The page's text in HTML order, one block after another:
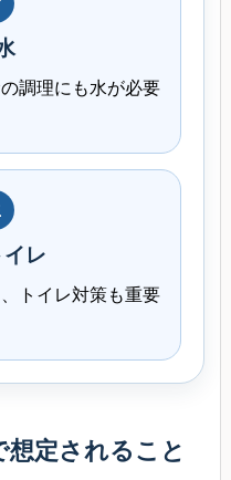
調理にも水が必要
レ
トイレ対策も重要
想定されること